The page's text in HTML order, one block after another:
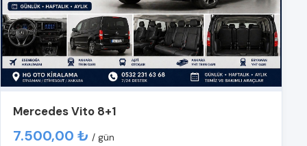
Mercedes Vito 8+1
7.500,00 ₺ / gün